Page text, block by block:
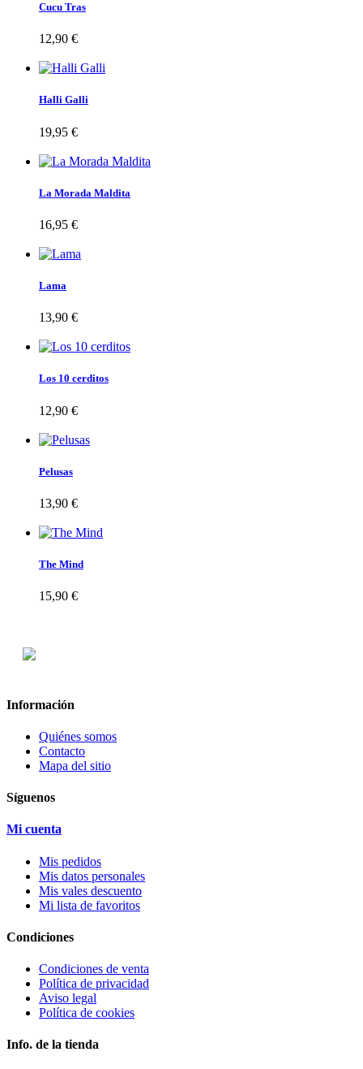
Cucu Tras
12,90 €
Halli Galli
19,95 €
La Morada Maldita
16,95 €
Lama
13,90 €
Los 10 cerditos
12,90 €
Pelusas
13,90 €
The Mind
15,90 €
Información
Quiénes somos
Contacto
Mapa del sitio
Síguenos
Mi cuenta
Mis pedidos
Mis datos personales
Mis vales descuento
Mi lista de favoritos
Condiciones
Condiciones de venta
Política de privacidad
Aviso legal
Política de cookies
Info. de la tienda